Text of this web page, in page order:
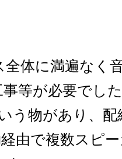
体に満遍なく
等が必要でし
う物があり、
経由で複数スピ